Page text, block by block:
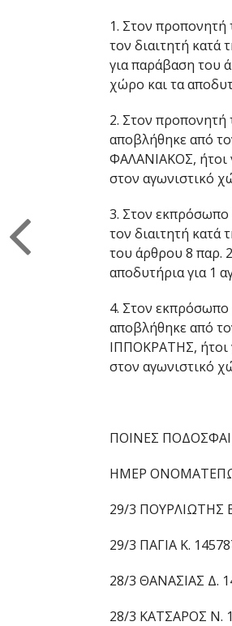
1. Στον
τον διαιτητή κατά
για παράβαση του
χώρο και τα
2. Στον
αποβλήθηκε από
ΦΑΛΑΝΙΑΚΟΣ, ήτοι
στον αγωνιστικό
3. Στον εκπρόσωπο
τον διαιτητή κατά
του άρθρου 8 παρ.
αποδυτήρια για 1
4. Στον
αποβλήθηκε από
ΙΠΠΟΚΡΑΤΗΣ, ήτοι
στον αγωνιστικό
ΠΟΙΝΕΣ
ΗΜΕΡ
29/3 ΠΟΥΡΛΙΩΤΗΣ
29/3 ΠΑΓΙΑ Κ.
28/3 ΘΑΝΑΣΙΑΣ Δ.
28/3 ΚΑΤΣΑΡΟΣ Ν.